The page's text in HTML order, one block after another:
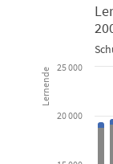
Lernende der
Bar chart with 6
Schulort Kanton
Lernende
20 000
25 000